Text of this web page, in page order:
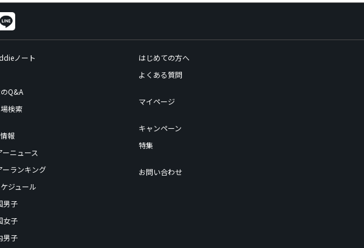
ノート
Q&A
検索
報
ーニュース
ーランキング
ジュール
男子
女子
男子
はじめての方へ
よくある質問
マイページ
キャンペーン
特集
お問い合わせ